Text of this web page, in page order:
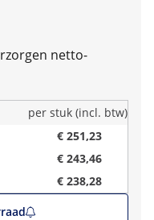
netto-
per stuk (incl. btw)
€ 251,23
€ 243,46
€ 238,28